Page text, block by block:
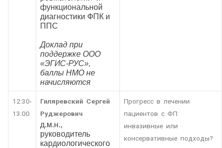
функциональной
диагностики ФПК и
ППС
Доклад при
поддержке ООО
«ЭГИС-РУС»,
баллы НМО не
начисляются
12:30-
13:00
Гиляревский Сергей
Руджерович
д.м.н.,
руководитель
кардиологического
Прогресс в лечении
пациентов с ФП:
инвазивные или
консервативные подходы?